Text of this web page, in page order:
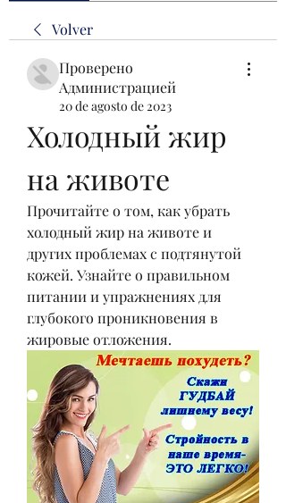
Volver
Проверено
Администрацией
20 de agosto de 2023
Холодный жир
на животе
Прочитайте о том, как убрать
холодный жир на животе и
других проблемах с подтянутой
кожей. Узнайте о правильном
питании и упражнениях для
глубокого проникновения в
жировые отложения.